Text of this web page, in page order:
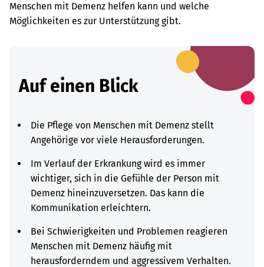
Menschen mit Demenz helfen kann und welche
Möglichkeiten es zur Unterstützung gibt.
Auf einen Blick
Die Pflege von Menschen mit Demenz stellt
Angehörige vor viele Herausforderungen.
Im Verlauf der Erkrankung wird es immer
wichtiger, sich in die Gefühle der Person mit
Demenz hineinzuversetzen. Das kann die
Kommunikation erleichtern.
Bei Schwierigkeiten und Problemen reagieren
Menschen mit Demenz häufig mit
herausforderndem und aggressivem Verhalten.